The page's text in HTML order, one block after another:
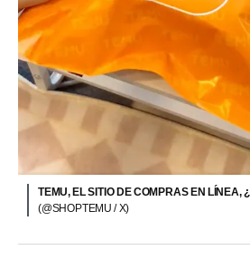
TEMU, EL SITIO DE COMPRAS EN LÍNEA,
(@SHOPTEMU / X)